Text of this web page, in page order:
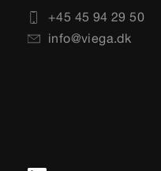
+45 45 94 29 50
info@viega.dk